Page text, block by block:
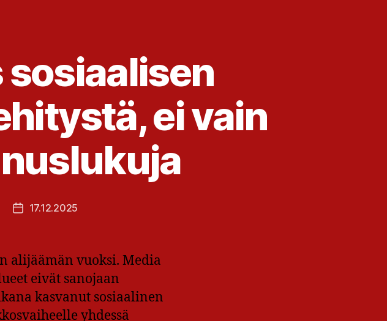
sosiaalisen
ei vain
Julkaisupäivämäärä
17.12.2025
alijäämän vuoksi. Media
eivät sanojaan
kasvanut sosiaalinen
yhdessä